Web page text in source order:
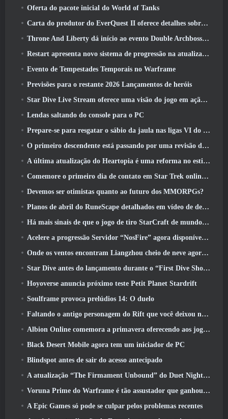
Oferta do pacote inicial do World of Tanks
Carta do produtor do EverQuest II oferece detalhes sobre servidor de expansão bloqueado por tempo
Throne And Liberty dá início ao evento Double Archboss Spawn
Restart apresenta novo sistema de progressão na atualização da temporada SS4
Evento de Tempestades Temporais no Warframe
Previsões para o restante 2026 Lançamentos de heróis
Star Dive Live Stream oferece uma visão do jogo em ação antes do lançamento
Lendas saltando do console para o PC
Prepare-se para resgatar o sábio da jaula nas ligas VI do RuneScape da velha escola: Pactos Demoníacos
O primeiro descendente está passando por uma revisão de acordo com o Dev Stream
A última atualização do Heartopia é uma reforma no estilo Alice no país das maravilhas
Comemore o primeiro dia de contato em Star Trek online e ganhe uma nova versão do Nobel Intel Battlecruiser
Devemos ser otimistas quanto ao futuro dos MMORPGs?
Planos de abril do RuneScape detalhados em vídeo de desenvolvimento
Há mais sinais de que o jogo de tiro StarCraft de mundo aberto pode ser uma coisa real
Acelere a progressão Servidor “NosFire” agora disponível no NosTale
Onde os ventos encontram Liangzhou cheio de neve agora disponível com o lançamento da versão 1.5
Star Dive antes do lançamento durante o “First Dive Show”
Hoyoverse anuncia próximo teste Petit Planet Stardrift
Soulframe provoca prelúdios 14: O duelo
Faltando o antigo personagem do Rift que você deixou no servidor morto? Gamigo tem uma solução para isso
Albion Online comemora a primavera oferecendo aos jogadores uma linda montaria de coelhinho
Black Desert Mobile agora tem um iniciador de PC
Blindspot antes de sair do acesso antecipado
A atualização “The Firmament Unbound” do Duet Night Abyss encerra o enredo de Huaxu
Voruna Prime do Warframe é tão assustador que ganhou seu próprio trailer da Red Band
A Epic Games só pode se culpar pelos problemas recentes